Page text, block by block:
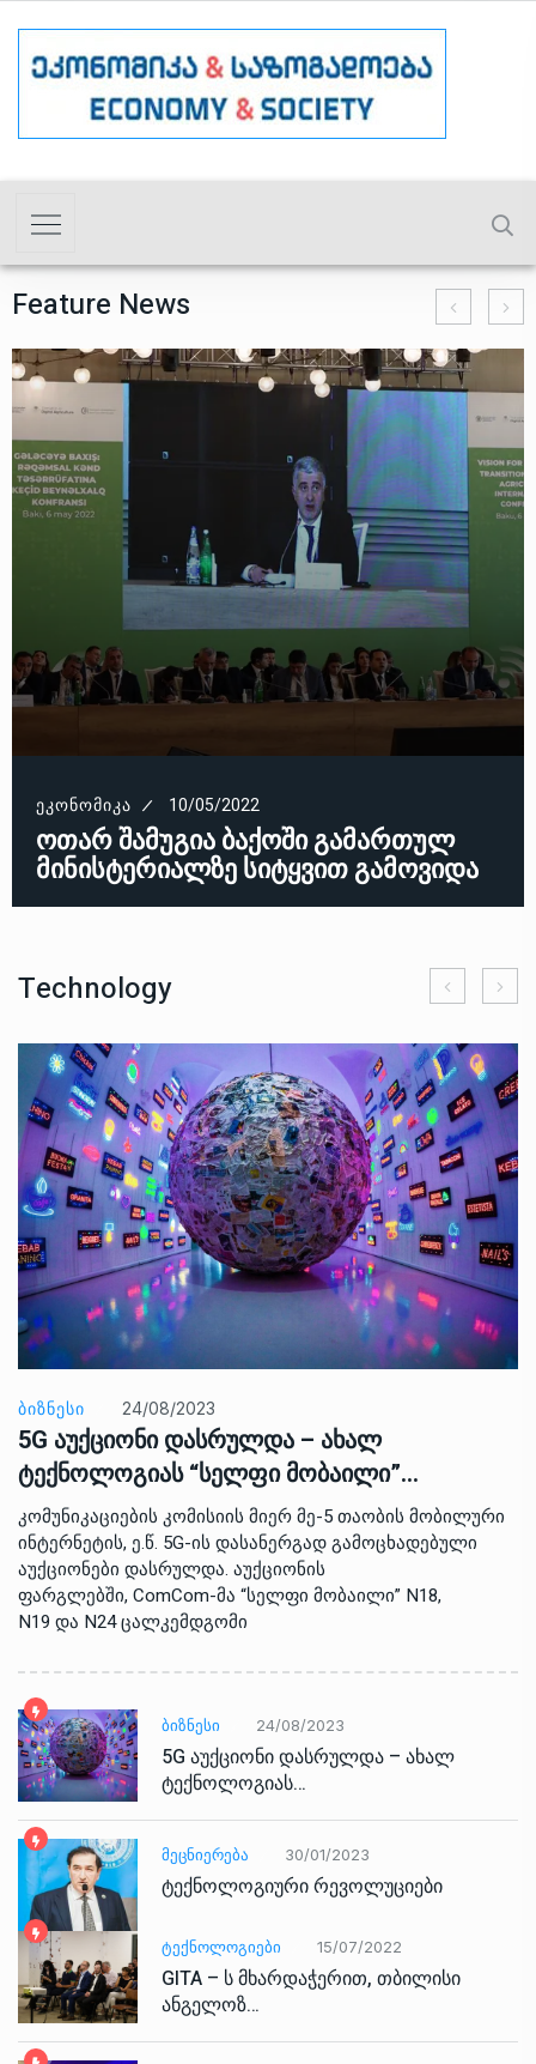
Feature News
ᲔᲙᲝᲜᲝᲛᲘᲙᲐ 10/05/2022
ოთარ შამუგია ბაქოში გამართულ
მინისტერიალზე სიტყვით გამოვიდა
Technology
ᲑᲘᲖᲜᲔᲡᲘ 24/08/2023
5G აუქციონი დასრულდა – ახალ
ტექნოლოგიას “სელფი მობაილი”…
კომუნიკაციების კომისიის მიერ მე-5 თაობის მობილური
ინტერნეტის, ე.წ. 5G-ის დასანერგად გამოცხადებული
აუქციონები დასრულდა. აუქციონის
ფარგლებში, ComCom-მა “სელფი მობაილი” N18,
N19 და N24 ცალკემდგომი
ᲑᲘᲖᲜᲔᲡᲘ 24/08/2023
5G აუქციონი დასრულდა – ახალ
ტექნოლოგიას…
ᲛᲔᲪᲜᲘᲔᲠᲔᲑᲐ 30/01/2023
ტექნოლოგიური რევოლუციები
ᲢᲔᲥᲜᲝᲚᲝᲒᲘᲔᲑᲘ 15/07/2022
GITA – ს მხარდაჭერით, თბილისი
ანგელოზ…